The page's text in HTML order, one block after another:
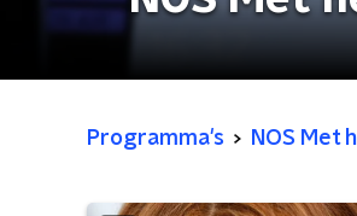
Programma's NOS Met